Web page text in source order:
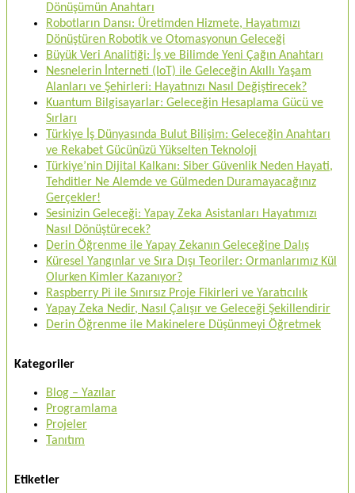
Dönüşümün Anahtarı
Robotların Dansı: Üretimden Hizmete, Hayatımızı
Dönüştüren Robotik ve Otomasyonun Geleceği
Büyük Veri Analitiği: İş ve Bilimde Yeni Çağın Anahtarı
Nesnelerin İnterneti (IoT) ile Geleceğin Akıllı Yaşam
Alanları ve Şehirleri: Hayatınızı Nasıl Değiştirecek?
Kuantum Bilgisayarlar: Geleceğin Hesaplama Gücü ve
Sırları
Türkiye İş Dünyasında Bulut Bilişim: Geleceğin Anahtarı
ve Rekabet Gücünüzü Yükselten Teknoloji
Türkiye’nin Dijital Kalkanı: Siber Güvenlik Neden Hayati,
Tehditler Ne Alemde ve Gülmeden Duramayacağınız
Gerçekler!
Sesinizin Geleceği: Yapay Zeka Asistanları Hayatımızı
Nasıl Dönüştürecek?
Derin Öğrenme ile Yapay Zekanın Geleceğine Dalış
Küresel Yangınlar ve Sıra Dışı Teoriler: Ormanlarımız Kül
Olurken Kimler Kazanıyor?
Raspberry Pi ile Sınırsız Proje Fikirleri ve Yaratıcılık
Yapay Zeka Nedir, Nasıl Çalışır ve Geleceği Şekillendirir
Derin Öğrenme ile Makinelere Düşünmeyi Öğretmek
Kategoriler
Blog – Yazılar
Programlama
Projeler
Tanıtım
Etiketler